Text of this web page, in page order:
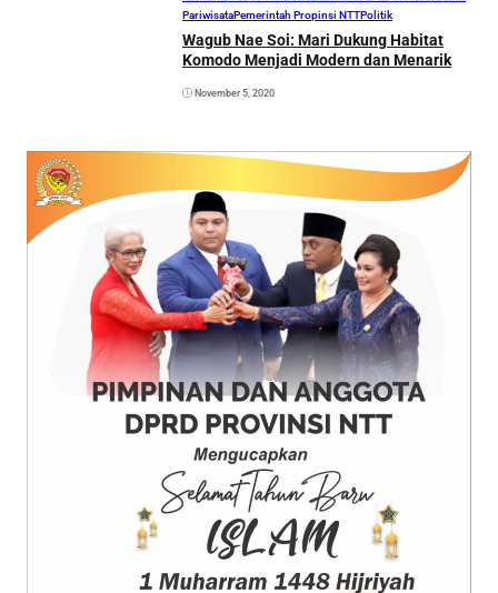
PariwisataPemerintah Propinsi NTTPolitik
Wagub Nae Soi: Mari Dukung Habitat
Komodo Menjadi Modern dan Menarik
November 5, 2020